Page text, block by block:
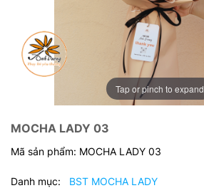
Tap or pinch to expand
MOCHA LADY 03
Mã sản phẩm: MOCHA LADY 03
Danh mục: BST MOCHA LADY